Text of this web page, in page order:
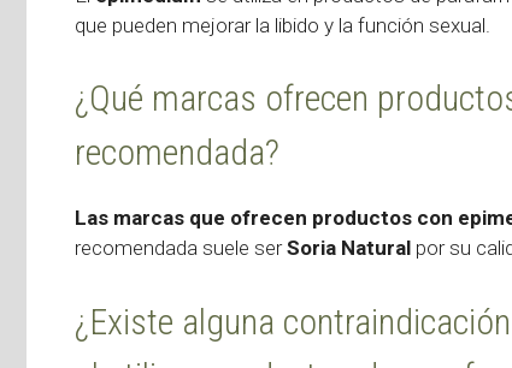
que pueden mejorar la libido y la función sexual.
¿Qué marcas ofrecen
recomendada?
Las marcas que ofrecen productos con
recomendada suele serSoria Natural por su
¿Existe alguna